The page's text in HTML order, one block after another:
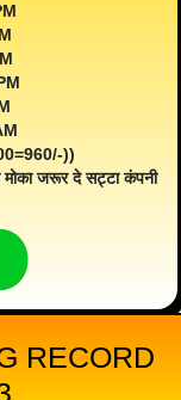
))
मोका जरूर दे सट्टा कंपनी
RECORD